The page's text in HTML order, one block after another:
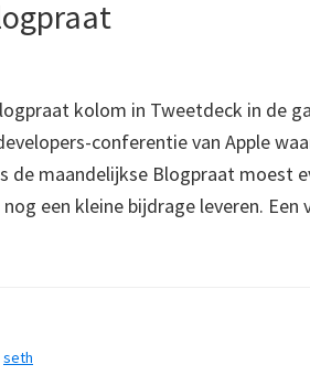
kolom in Tweetdeck in de
conferentie van Apple
de maandelijkse Blogpraat moest
een kleine bijdrage leveren. Een
seth